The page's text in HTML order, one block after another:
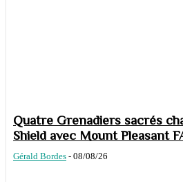
Quatre Grenadiers sacrés
Shield avec Mount Pleasant
Gérald Bordes - 08/08/26